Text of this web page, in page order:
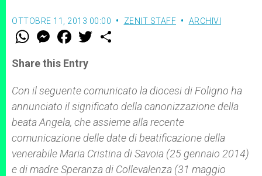
OTTOBRE 11, 2013 00:00 ZENIT STAFF ARCHIVI
W
t
s
p
p
M
e
s
e
g
e
r
F
a
e
b
o
k
w
r
Share this Entry
Con il seguente comunicato la diocesi di Foligno ha
annunciato il significato della canonizzazione della
beata Angela, che assieme alla recente
comunicazione delle date di beatificazione della
venerabile Maria Cristina di Savoia (25 gennaio 2014)
e di madre Speranza di Collevalenza (31 maggio